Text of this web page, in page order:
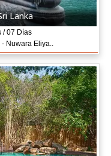
Lanka
/ 07 Días
Nuwara Eliya..